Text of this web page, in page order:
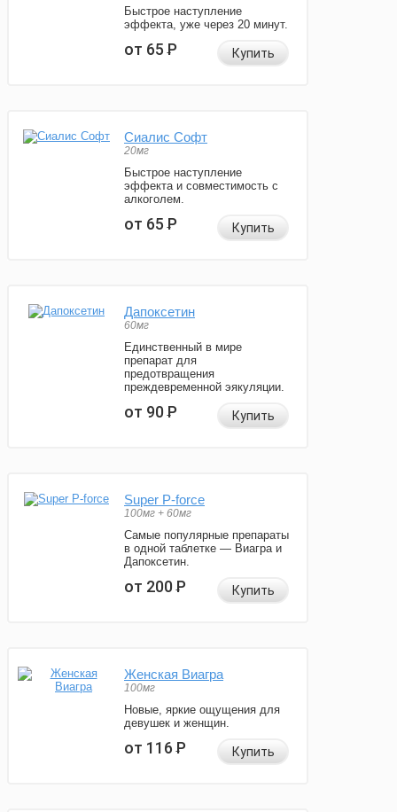
Быстрое наступление
эффекта, уже через 20 минут.
от 65Р Купить
Сиалис Софт
20мг
Быстрое наступление
эффекта и совместимость с
алкоголем.
от 65Р Купить
Дапоксетин
60мг
Единственный в мире
препарат для
предотвращения
преждевременной эякуляции.
от 90Р Купить
Super P-force
100мг + 60мг
Самые популярные препараты
в одной таблетке — Виагра и
Дапоксетин.
от 200Р Купить
Женская Виагра
100мг
Новые, яркие ощущения для
девушек и женщин.
от 116Р Купить